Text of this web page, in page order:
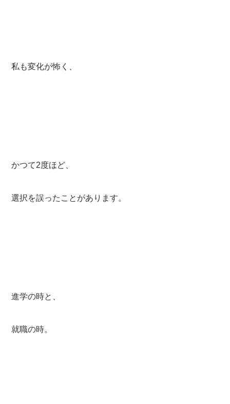
私も変化が怖く、
かつて2度ほど、
選択を誤ったことがあります。
進学の時と、
就職の時。